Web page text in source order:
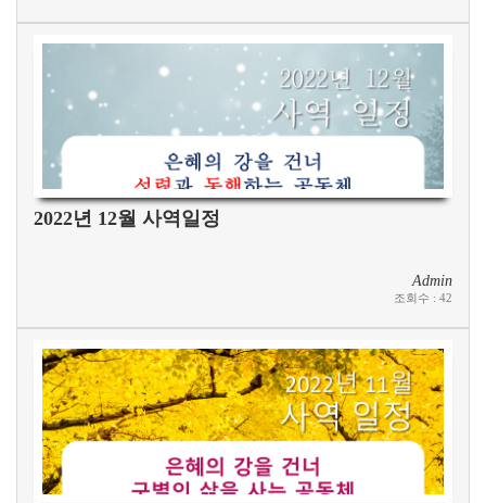
2022년 12월 사역일정
Admin
조회수 : 42